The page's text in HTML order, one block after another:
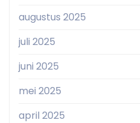
augustus 2025
juli 2025
juni 2025
mei 2025
april 2025